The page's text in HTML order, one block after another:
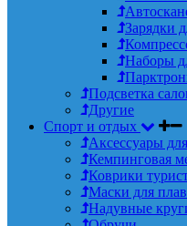
Зарядки
Наборы
Подсветка
Другие
Спорт и отдых
Аксессуары
Кемпинговая
Коврики
Маски для
Надувные